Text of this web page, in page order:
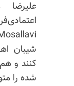
شیبان
کنند و
شده را